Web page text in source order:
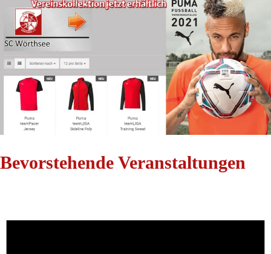
Bevorstehende Veranstaltungen